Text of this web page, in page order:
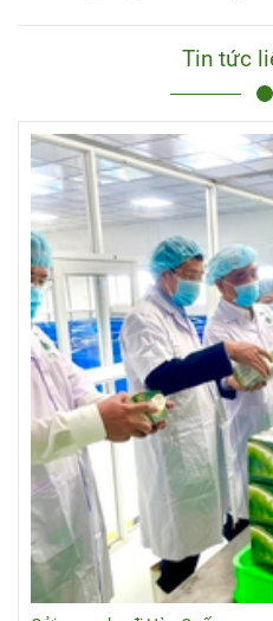
Tin tức